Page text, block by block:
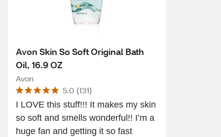
Avon Skin So Soft Original Bath
Oil, 16.9 OZ
Avon
5.0 (131)
I LOVE this stuff!!! It makes my skin
so soft and smells wonderful!! I’m a
huge fan and getting it so fast